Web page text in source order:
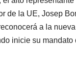
de la UE, Josep
a la
inicie su mandato